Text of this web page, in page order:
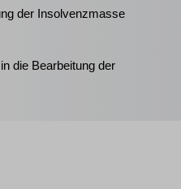
der Insolvenzmasse
die Bearbeitung der